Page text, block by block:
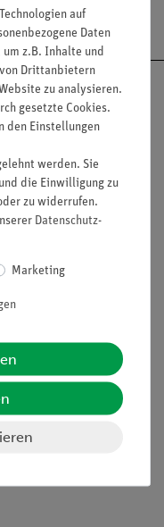
300,- €
Service
& Showroom
&
Einräumservice
& Schulungen
Kundendienst
auf
Daten
z.B. Inhalte und
Drittanbietern
zu analysieren.
gesetzte Cookies.
den Einstellungen
werden. Sie
die Einwilligung zu
zu widerrufen.
Daten­schutz­
Marketing